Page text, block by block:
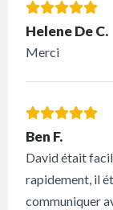
Helene De C.
Merci
Ben F.
David était
rapidement, il
communiquer